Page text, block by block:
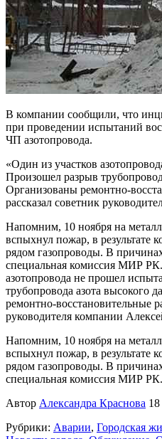
В компании сообщили, что
при проведении испытаний
ЧП азотопровода.
«Один из участков
Произошел разрыв
Организованы ремонтно-
рассказал советник
Напомним, 10 ноября на
вспыхнул пожар, в результате
рядом газопроводы. В
специальная комиссия МИР
азотопровода не прошел
трубопровода азота высокого
ремонтно-восстановительные
руководителя компании
Напомним, 10 ноября на
вспыхнул пожар, в результате
рядом газопроводы. В
специальная комиссия МИР РК.
Автор Александра Краснова
Рубрики: Аварии, Городская